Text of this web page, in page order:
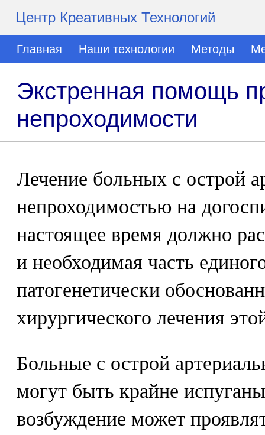
Центр Креативных Технологий
Главная Наши технологии Методы
Экстренная помощь
непроходимости
Лечение больных с острой
непроходимостью на
настоящее время должно
и необходимая часть
патогенетически
хирургического лечения
Больные с острой
могут быть крайне
возбуждение может